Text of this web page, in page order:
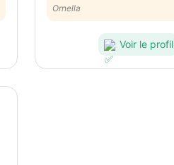
redire.
Ornella
Voir le profil